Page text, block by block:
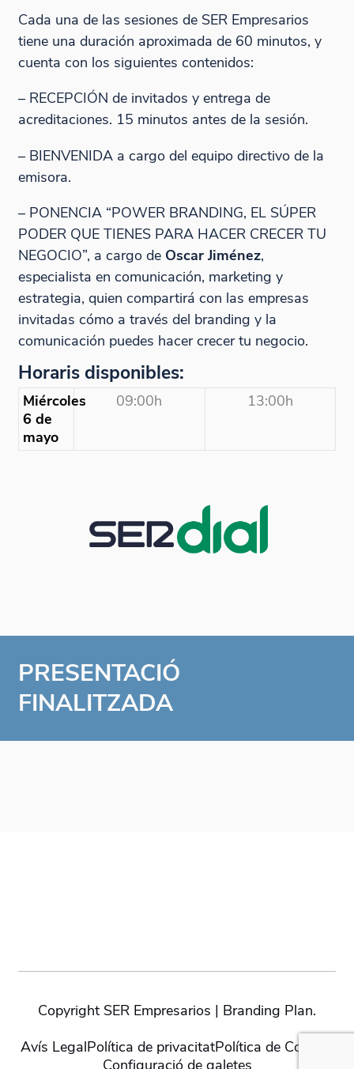
Cada una de las sesiones de SER Empresarios
tiene una duración aproximada de 60 minutos, y
cuenta con los siguientes contenidos:
– RECEPCIÓN de invitados y entrega de
acreditaciones. 15 minutos antes de la sesión.
– BIENVENIDA a cargo del equipo directivo de la
emisora.
– PONENCIA “POWER BRANDING, EL SÚPER
PODER QUE TIENES PARA HACER CRECER TU
NEGOCIO”, a cargo de Oscar Jiménez,
especialista en comunicación, marketing y
estrategia, quien compartirá con las empresas
invitadas cómo a través del branding y la
comunicación puedes hacer crecer tu negocio.
Horaris disponibles:
Miércoles
6 de
mayo
09:00h 13:00h
PRESENTACIÓ
FINALITZADA
Copyright SER Empresarios | Branding Plan.
Avís LegalPolítica de privacitatPolítica de Cookies
Configuració de galetes